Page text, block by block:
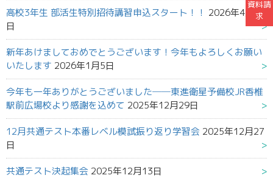
資料請
求
高校3年生 部活生特別招待講習申込スタート！！ 2026年4月22
日
新年あけましておめでとうございます！今年もよろしくお願い
いたします 2026年1月5日
今年も一年ありがとうございました──東進衛星予備校JR香椎
駅前広場校より感謝を込めて 2025年12月29日
12月共通テスト本番レベル模試振り返り学習会 2025年12月27
日
共通テスト決起集会 2025年12月13日